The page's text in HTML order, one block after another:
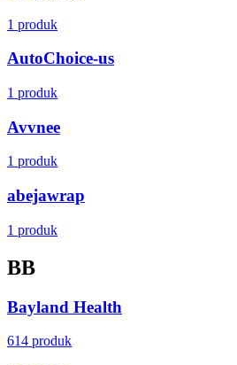
1 produk
AutoChoice-us
1 produk
Avvnee
1 produk
abejawrap
1 produk
BB
Bayland Health
614 produk